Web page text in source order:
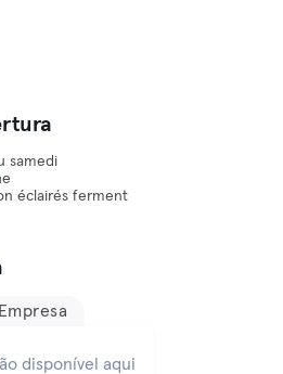
samedi
éclairés ferment
Empresa
disponível aqui